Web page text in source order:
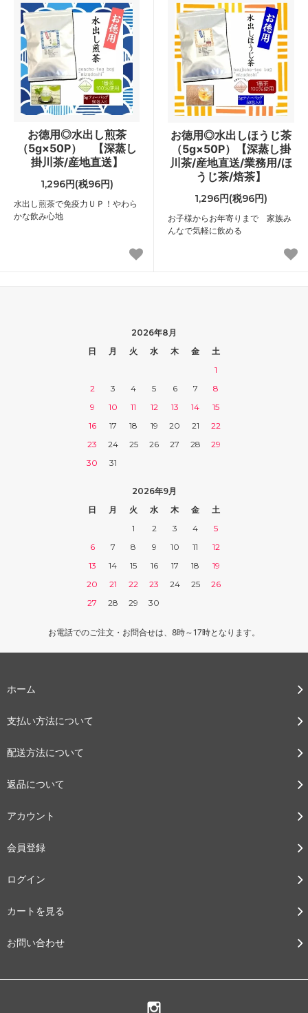
お徳用◎水出し煎茶
（5g×50P） 【深蒸し
掛川茶/産地直送】
1,296円(税96円)
水出し煎茶で免疫力ＵＰ！やわら
かな飲み心地
お徳用◎水出しほうじ茶
（5g×50P）【深蒸し掛
川茶/産地直送/業務用/ほ
うじ茶/焙茶】
1,296円(税96円)
お子様からお年寄りまで 家族み
んなで気軽に飲める
2026年8月
日
月 火 水 木 金
土
1
2
3 4 5 6 7
8
9
10 11 12 13 14
15
16
17 18 19 20 21
22
23
24 25 26 27 28
29
30
31
2026年9月
日
月 火 水 木 金
土
1
2 3 4
5
6
7 8 9 10 11
12
13
14 15 16 17 18
19
20
21 22 23 24 25
26
27
28 29 30
お電話でのご注文・お問合せは、8時～17時となります。
ホーム
支払い方法について
配送方法について
返品について
アカウント
会員登録
ログイン
カートを見る
お問い合わせ